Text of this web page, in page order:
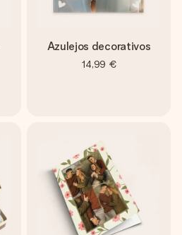
Azulejos decorativos
14,99 €